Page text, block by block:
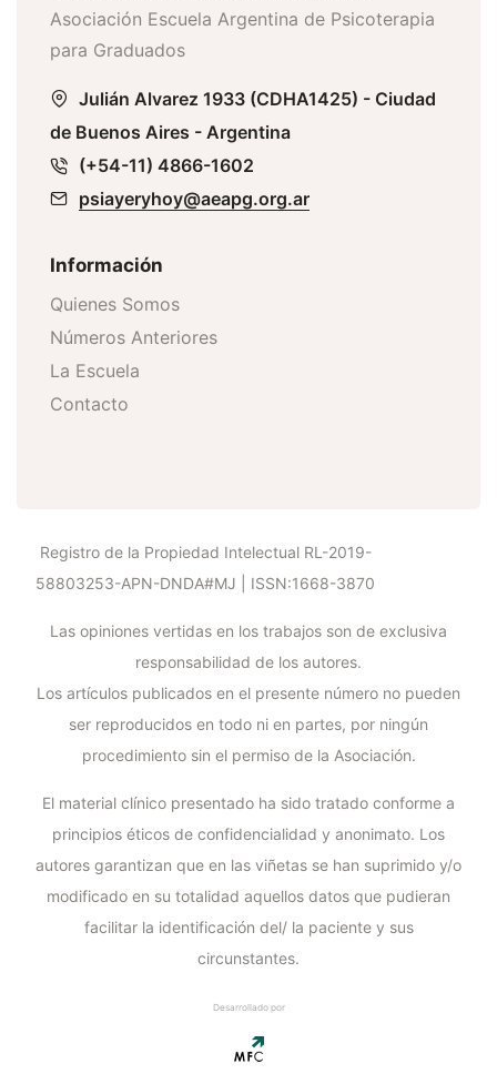
Asociación Escuela Argentina de Psicoterapia
para Graduados
Julián Alvarez 1933 (CDHA1425) - Ciudad
de Buenos Aires - Argentina
(+54-11) 4866-1602
psiayeryhoy@aeapg.org.ar
Información
Quienes Somos
Números Anteriores
La Escuela
Contacto
Registro de la Propiedad Intelectual RL-2019-
58803253-APN-DNDA#MJ | ISSN:1668-3870
Las opiniones vertidas en los trabajos son de exclusiva
responsabilidad de los autores.
Los artículos publicados en el presente número no pueden
ser reproducidos en todo ni en partes, por ningún
procedimiento sin el permiso de la Asociación.
El material clínico presentado ha sido tratado conforme a
principios éticos de confidencialidad y anonimato. Los
autores garantizan que en las viñetas se han suprimido y/o
modificado en su totalidad aquellos datos que pudieran
facilitar la identificación del/ la paciente y sus
circunstantes.
Desarrollado por